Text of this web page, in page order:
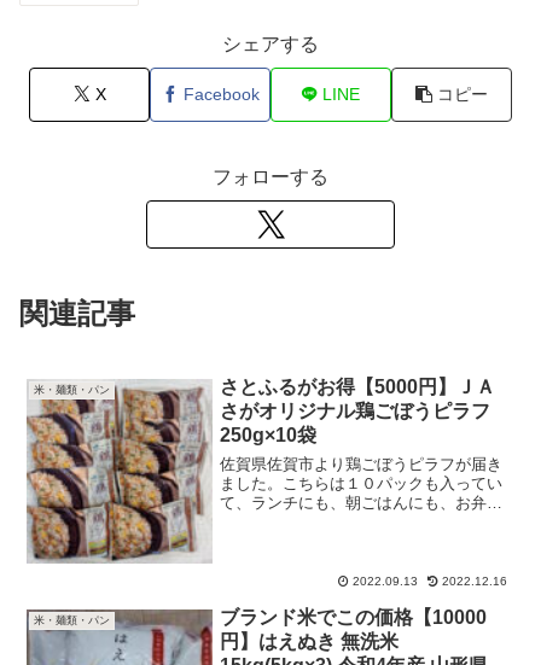
シェアする
X Facebook LINE コピー
フォローする
関連記事
米・麺類・パン
さとふるがお得【5000円】ＪＡ
さがオリジナル鶏ごぼうピラフ
250g×10袋
佐賀県佐賀市より鶏ごぼうピラフが届き
ました。こちらは１０パックも入ってい
て、ランチにも、朝ごはんにも、お弁当
なく食べさせられますし、...
2022.09.13 2022.12.16
米・麺類・パン
ブランド米でこの価格【10000
円】はえぬき 無洗米